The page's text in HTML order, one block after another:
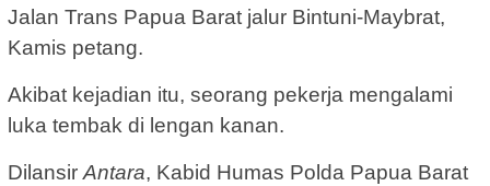
Jalan Trans Papua Barat jalur Bintuni-Maybrat,
Kamis petang.
Akibat kejadian itu, seorang pekerja mengalami
luka tembak di lengan kanan.
DilansirAntara, Kabid Humas Polda Papua Barat